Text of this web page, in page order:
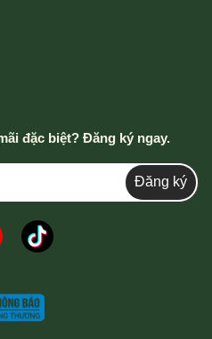
đặc biệt? Đăng ký ngay.
Đăng ký